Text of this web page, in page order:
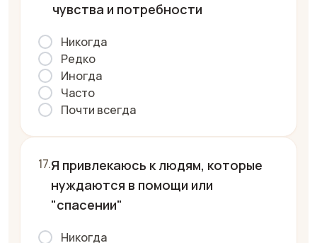
чувства и потребности
Никогда
Редко
Иногда
Часто
Почти всегда
Я привлекаюсь к людям, которые
нуждаются в помощи или
"спасении"
Никогда